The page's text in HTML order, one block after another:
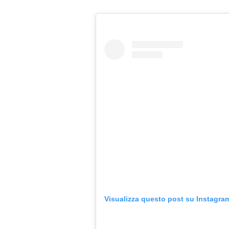
Visualizza questo post su